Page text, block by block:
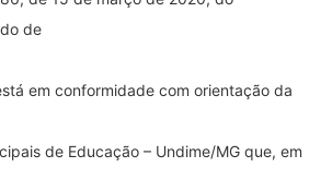
de
em conformidade com orientação da
de Educação – Undime/MG que, em